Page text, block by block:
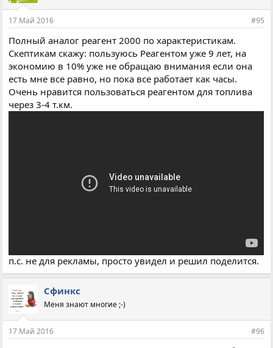
17 Май 2016 #95
Полный аналог реагент 2000 по характеристикам.
Скептикам скажу: пользуюсь Реагентом уже 9 лет, на
экономию в 10% уже не обращаю внимания если она
есть мне все равно, но пока все работает как часы.
Очень нравится пользоваться реагентом для топлива
через 3-4 т.км.
п.с. не для рекламы, просто увидел и решил поделится.
Сфинкс
Меня знают многие ;-)
17 Май 2016 #96